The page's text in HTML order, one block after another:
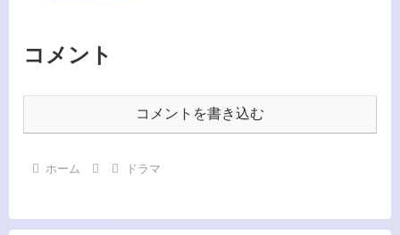
コメント
コメントを書き込む
ホーム ドラマ